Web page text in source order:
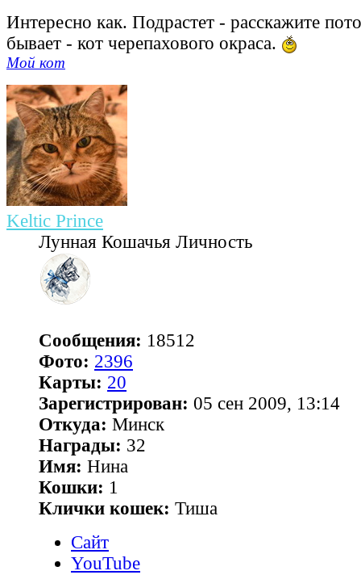
Интересно как. Подрастет - расскажите
бывает - кот черепахового окраса.
Мой кот
Keltic Prince
Лунная Кошачья Личность
Сообщения: 18512
Фото: 2396
Карты: 20
Зарегистрирован: 05 сен 2009, 13:14
Откуда: Минск
Награды: 32
Имя: Нина
Кошки: 1
Клички кошек: Тиша
Сайт
YouTube